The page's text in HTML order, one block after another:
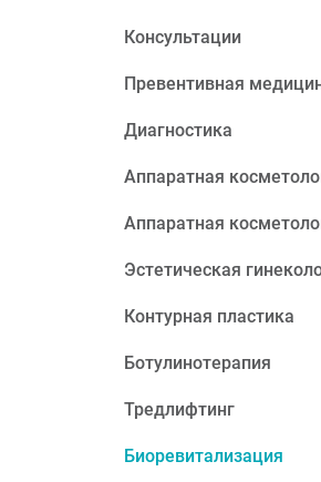
Консультации
Превентивная
Диагностика
Аппаратная
Аппаратная
Эстетическая
Контурная пластика
Ботулинотерапия
Тредлифтинг
Биоревитализация